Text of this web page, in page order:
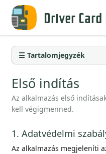
Driver
☰ Tartalomjegyzék
Első indítás
Az alkalmazás első
kell végigmenned.
1. Adatvédelmi
Az alkalmazás megjeleníti